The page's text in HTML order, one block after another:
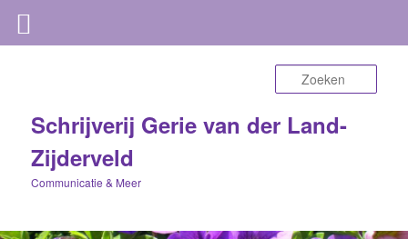
Schrijverij Gerie van der Land-
Zijderveld
Communicatie & Meer